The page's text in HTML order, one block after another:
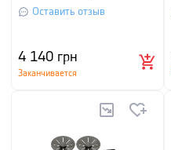
Оставить отзыв
4 140 грн
Заканчивается